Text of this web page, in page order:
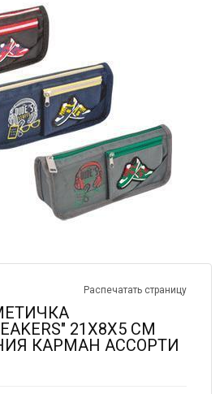
Распечатать страницу
21X8X5 СМ
КАРМАН АССОРТИ